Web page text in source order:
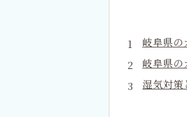
岐阜県
岐阜県の
湿気対策